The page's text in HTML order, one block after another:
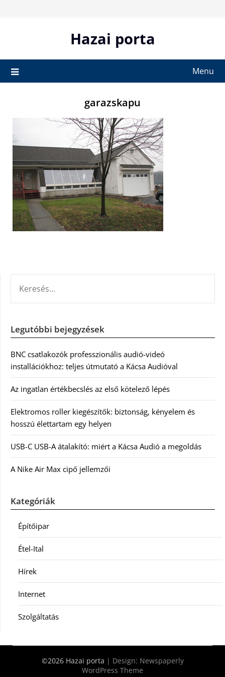
Hazai porta
Menu
garazskapu
Legutóbbi bejegyzések
BNC csatlakozók professzionális audió-videó
installációkhoz: teljes útmutató a Kácsa Audióval
Az ingatlan értékbecslés az első kötelező lépés
Elektromos roller kiegészítők: biztonság, kényelem és
hosszú élettartam egy helyen
USB-C USB-A átalakító: miért a Kácsa Audió a megoldás
A Nike Air Max cipő jellemzői
Kategóriák
Építőipar
Étel-Ital
Hírek
Internet
Szolgáltatás
©2026 Hazai porta | Design: Newspaperly
WordPress Theme